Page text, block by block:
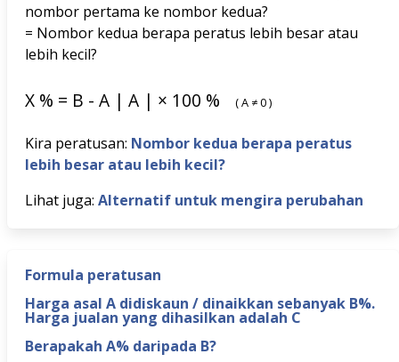
nombor pertama ke nombor kedua?
= Nombor kedua berapa peratus lebih besar atau
lebih kecil?
X % = B - A | A | × 100 % (A ≠0)
Kira peratusan: Nombor kedua berapa peratus
lebih besar atau lebih kecil?
Lihat juga: Alternatif untuk mengira perubahan
Formula peratusan
Harga asal A didiskaun / dinaikkan sebanyak B%.
Harga jualan yang dihasilkan adalah C
Berapakah A% daripada B?